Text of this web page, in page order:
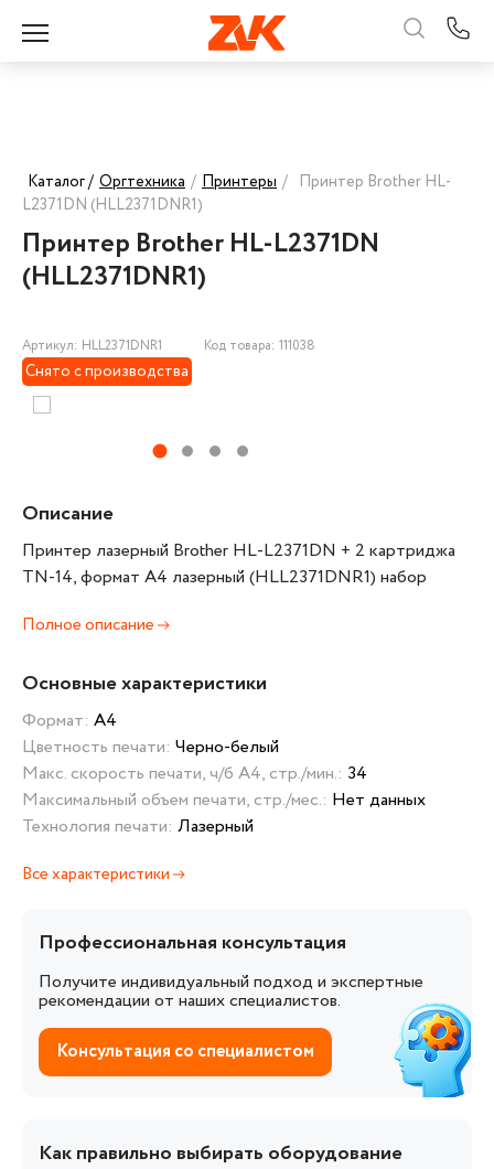
Каталог / Оргтехника / Принтеры / Принтер Brother HL-
L2371DN (HLL2371DNR1)
Принтер Brother HL-L2371DN
(HLL2371DNR1)
Артикул: HLL2371DNR1 Код товара: 111038
Снято с производства
Описание
Принтер лазерный Brother HL-L2371DN + 2 картриджа
TN-14, формат А4 лазерный (HLL2371DNR1) набор
Полное описание
Основные характеристики
Формат: А4
Цветность печати: Черно-белый
Макс. скорость печати, ч/б А4, стр./мин.: 34
Максимальный объем печати, стр./мес.: Нет данных
Технология печати: Лазерный
Все характеристики
Профессиональная консультация
Получите индивидуальный подход и экспертные
рекомендации от наших специалистов.
Консультация со специалистом
Как правильно выбирать оборудование